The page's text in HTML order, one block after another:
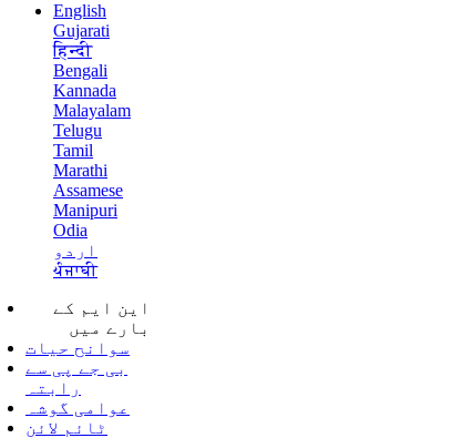
English
Gujarati
हिन्दी
Bengali
Kannada
Malayalam
Telugu
Tamil
Marathi
Assamese
Manipuri
Odia
اردو
ਪੰਜਾਬੀ
این ایم کے
بارے میں
سوانح حیات
بی جے پی سے
رابتہ
عوامی گوشہ
ٹائم لائن